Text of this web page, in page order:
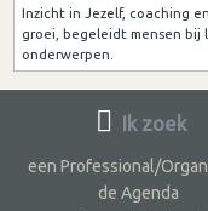
Inzicht in Jezelf, coaching
groei, begeleidt mensen bij
onderwerpen.
Ik zoek
een Professional/
de Agenda